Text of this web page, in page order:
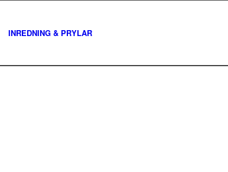
INREDNING & PRYLAR